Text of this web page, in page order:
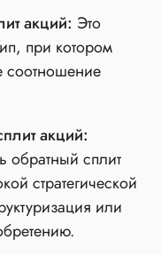
акций: Это
при котором
соотношение
акций:
обратный сплит
стратегической
или